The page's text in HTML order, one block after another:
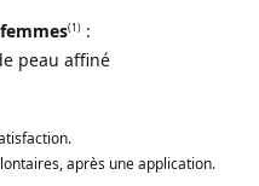
(1) :
peau affiné
après une application.